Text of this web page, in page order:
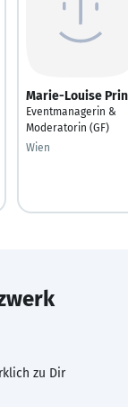
Marie-Louise
Eventmanagerin &
Moderatorin (GF)
Wien
zu Dir